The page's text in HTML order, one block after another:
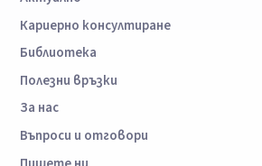
Кариерно консултиране
Библиотека
Полезни връзки
За нас
Въпроси и отговори